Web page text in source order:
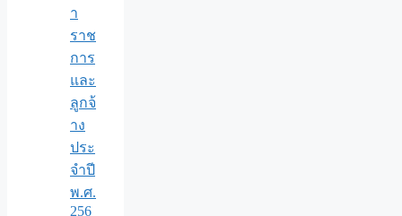
า
ราช
การ
และ
ลูกจ้
าง
ประ
จำปี
พ.ศ.​
256